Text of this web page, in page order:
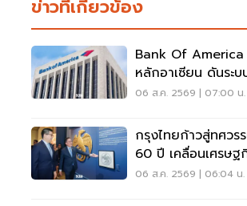
ข่าวที่เกี่ยวข้อง
Bank Of America
หลักอาเซียน ดันระบ
พรมแดนเรียลไทม์
06 ส.ค. 2569 | 07:00 น.
กรุงไทยก้าวสู่ทศวร
60 ปี เคลื่อนเศรษฐ
06 ส.ค. 2569 | 06:04 น.